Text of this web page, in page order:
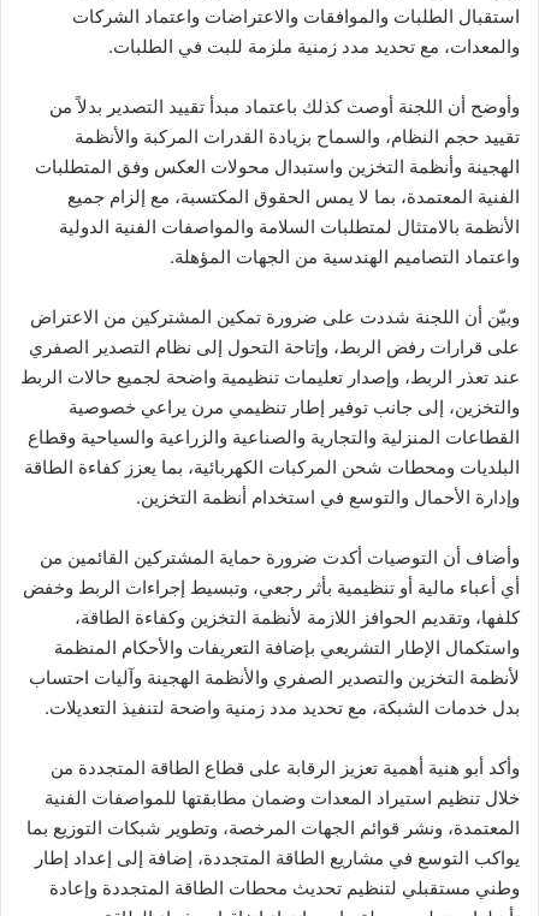
استقبال الطلبات والموافقات والاعتراضات واعتماد الشركات
والمعدات، مع تحديد مدد زمنية ملزمة للبت في الطلبات.
وأوضح أن اللجنة أوصت كذلك باعتماد مبدأ تقييد التصدير بدلاً من
تقييد حجم النظام، والسماح بزيادة القدرات المركبة والأنظمة
الهجينة وأنظمة التخزين واستبدال محولات العكس وفق المتطلبات
الفنية المعتمدة، بما لا يمس الحقوق المكتسبة، مع إلزام جميع
الأنظمة بالامتثال لمتطلبات السلامة والمواصفات الفنية الدولية
واعتماد التصاميم الهندسية من الجهات المؤهلة.
وبيّن أن اللجنة شددت على ضرورة تمكين المشتركين من الاعتراض
على قرارات رفض الربط، وإتاحة التحول إلى نظام التصدير الصفري
عند تعذر الربط، وإصدار تعليمات تنظيمية واضحة لجميع حالات الربط
والتخزين، إلى جانب توفير إطار تنظيمي مرن يراعي خصوصية
القطاعات المنزلية والتجارية والصناعية والزراعية والسياحية وقطاع
البلديات ومحطات شحن المركبات الكهربائية، بما يعزز كفاءة الطاقة
وإدارة الأحمال والتوسع في استخدام أنظمة التخزين.
وأضاف أن التوصيات أكدت ضرورة حماية المشتركين القائمين من
أي أعباء مالية أو تنظيمية بأثر رجعي، وتبسيط إجراءات الربط وخفض
كلفها، وتقديم الحوافز اللازمة لأنظمة التخزين وكفاءة الطاقة،
واستكمال الإطار التشريعي بإضافة التعريفات والأحكام المنظمة
لأنظمة التخزين والتصدير الصفري والأنظمة الهجينة وآليات احتساب
بدل خدمات الشبكة، مع تحديد مدد زمنية واضحة لتنفيذ التعديلات.
وأكد أبو هنية أهمية تعزيز الرقابة على قطاع الطاقة المتجددة من
خلال تنظيم استيراد المعدات وضمان مطابقتها للمواصفات الفنية
المعتمدة، ونشر قوائم الجهات المرخصة، وتطوير شبكات التوزيع بما
يواكب التوسع في مشاريع الطاقة المتجددة، إضافة إلى إعداد إطار
وطني مستقبلي لتنظيم تحديث محطات الطاقة المتجددة وإعادة